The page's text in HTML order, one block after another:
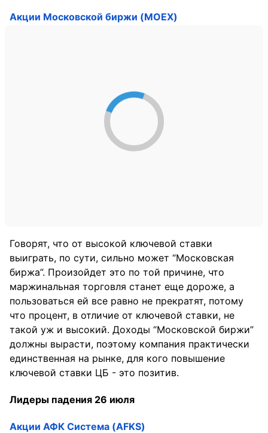
Акции Московской биржи (MOEX)
Говорят, что от высокой ключевой ставки
выиграть, по сути, сильно может “Московская
биржа”. Произойдет это по той причине, что
маржинальная торговля станет еще дороже, а
пользоваться ей все равно не прекратят, потому
что процент, в отличие от ключевой ставки, не
такой уж и высокий. Доходы “Московской биржи”
должны вырасти, поэтому компания практически
единственная на рынке, для кого повышение
ключевой ставки ЦБ - это позитив.
Лидеры падения 26 июля
Акции АФК Система (AFKS)